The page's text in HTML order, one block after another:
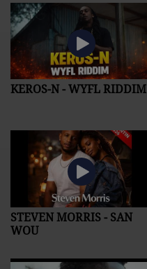
KEROS-N - WYFL RIDDIM
STEVEN MORRIS - SAN
WOU